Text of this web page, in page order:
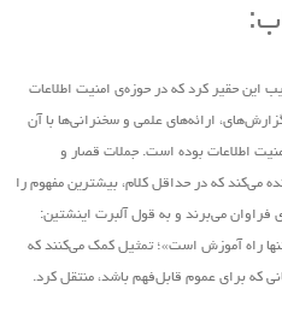
این حقیر کرد که در حوزه‌ی امنیت اطلاعات
ارائه‌های علمی و سخنرانی‌ها با آن
اطلاعات بوده است. جملات قصار و
می‌کند که در حداقل کلام، بیشترین مفهوم را
فراوان‌ می‌برند و به قول آلبرت اینشتین:
راه آموزش است»؛ تمثیل کمک می‌کنند که
که برای عموم قابل‌فهم باشد، منتقل کرد.